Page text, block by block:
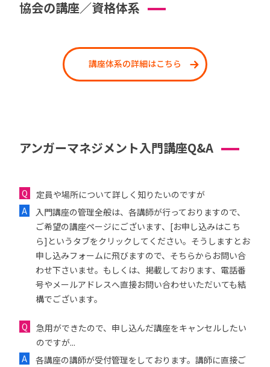
協会の講座／資格体系
講座体系の詳細はこちら
アンガーマネジメント入門講座Q&A
定員や場所について詳しく知りたいのですが
入門講座の管理全般は、各講師が行っておりますので、
ご希望の講座ページにございます、[お申し込みはこち
ら]というタブをクリックしてください。そうしますとお
申し込みフォームに飛びますので、そちらからお問い合
わせ下さいませ。もしくは、掲載しております、電話番
号やメールアドレスへ直接お問い合わせいただいても結
構でございます。
急用ができたので、申し込んだ講座をキャンセルしたい
のですが...
各講座の講師が受付管理をしております。講師に直接ご